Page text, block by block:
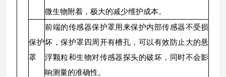
微生物附着，极大的减少维护成本。
保护
罩
前端的传感器保护罩用来保护内部传感器不受损
坏，保护罩四周开有槽孔，可以有效防止大的悬
浮颗粒和生物对传感器探头的破坏，同时不会影
响测量的准确性。